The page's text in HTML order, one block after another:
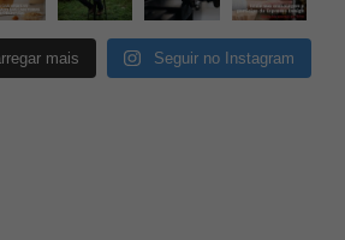
mais Seguir no Instagram